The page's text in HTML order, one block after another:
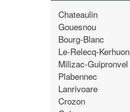
Chateaulin
Gouesnou
Bourg-Blanc
Le-Relecq-Kerhuon
Milizac-Guipronvel
Plabennec
Lanrivoare
Crozon